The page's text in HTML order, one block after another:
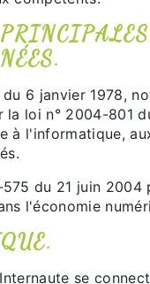
du 6 janvier 1978,
la loi n° 2004-801
à l'informatique,
du 21 juin 2004
l'économie
se